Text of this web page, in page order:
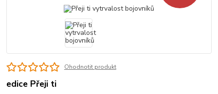
Ohodnotit produkt
edice Přeji ti